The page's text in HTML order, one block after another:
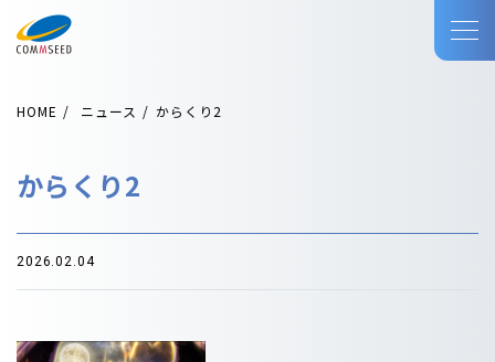
HOME ニュース からくり2
からくり2
2026.02.04